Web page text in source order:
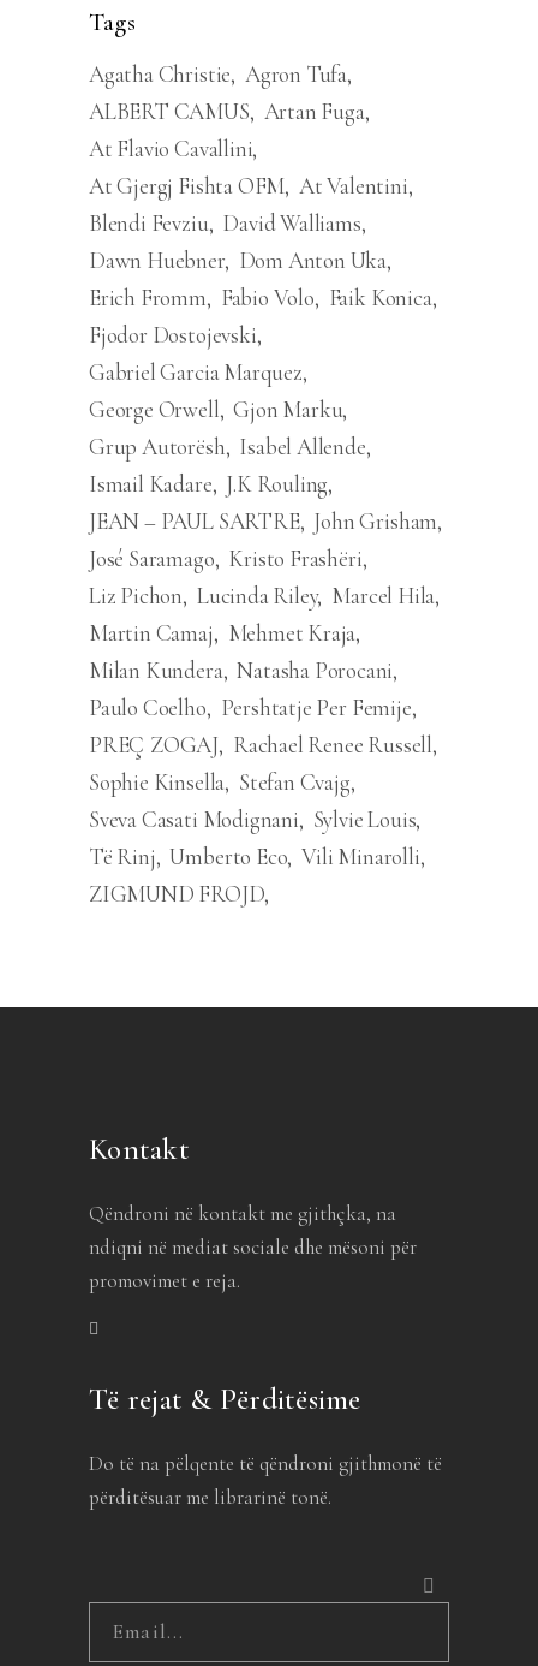
Tags
Agatha Christie Agron Tufa
ALBERT CAMUS Artan Fuga
At Flavio Cavallini
At Gjergj Fishta OFM At Valentini
Blendi Fevziu David Walliams
Dawn Huebner Dom Anton Uka
Erich Fromm
Fabio Volo
Faik Konica
Fjodor Dostojevski
Gabriel Garcia Marquez
George Orwell Gjon Marku
Grup Autorësh Isabel Allende
Ismail Kadare J.K Rouling
JEAN – PAUL SARTRE John Grisham
José Saramago Kristo Frashëri
Liz Pichon Lucinda Riley Marcel Hila
Martin Camaj
Mehmet Kraja
Milan Kundera Natasha Porocani
Paulo Coelho
Pershtatje Per Femije
PREÇ ZOGAJ
Rachael Renee Russell
Sophie Kinsella Stefan Cvajg
Sveva Casati Modignani
Sylvie Louis
Të Rinj Umberto Eco Vili Minarolli
ZIGMUND FROJD
Kontakt
Qëndroni në kontakt me gjithçka, na
ndiqni në mediat sociale dhe mësoni për
promovimet e reja.
Të rejat & Përditësime
Do të na pëlqente të qëndroni gjithmonë të
përditësuar me librarinë tonë.